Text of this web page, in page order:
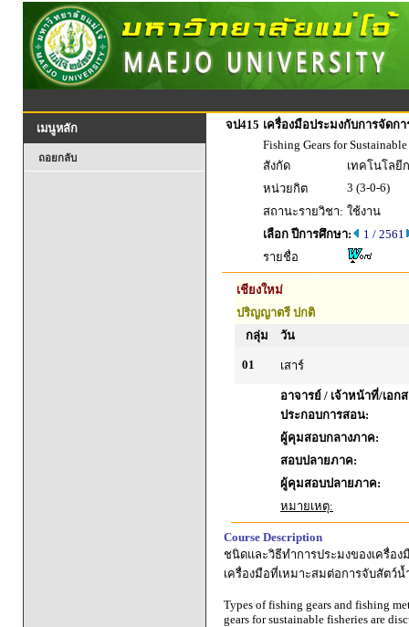
เมนูหลัก
ถอยกลับ
จป415 เครื่องมือประมงกับการจัดก
Fishing Gears for
สังกัด
เทคโนโลยี
หน่วยกิต
3 (3-0-6)
สถานะรายวิชา: ใช้งาน
เลือก ปีการศึกษา:
1 / 2561
รายชื่อ
เชียงใหม่
ปริญญาตรี ปกติ
กลุ่ม
วัน
01 เสาร์
อาจารย์ / เจ้าหน้าที่/เอก
ประกอบการสอน:
ผู้คุมสอบกลางภาค:
สอบปลายภาค:
ผู้คุมสอบปลายภาค:
หมายเหตุ:
Course Description
ชนิดและวิธีทำการประมงของเครื่อ
เครื่องมือที่เหมาะสมต่อการจับสัตว์
Types of fishing gears and fishing
gears for sustainable fisheries are